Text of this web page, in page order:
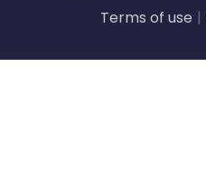
Terms of use |